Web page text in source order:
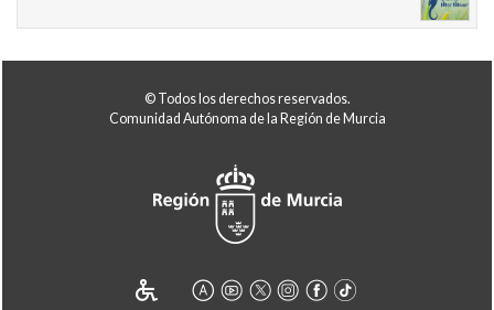
© Todos los derechos reservados.
Comunidad Autónoma de la Región de Murcia